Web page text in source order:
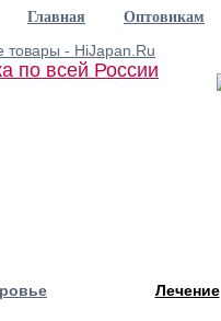
Главная Оптовикам
по всей России
Лечение